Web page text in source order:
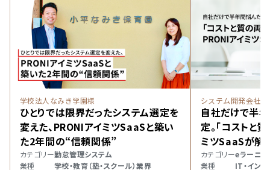
学校法人なみき学園様
ひとりでは限界だったシステム選定を
変えた、PRONIアイミツSaaSと築い
た2年間の“信頼関係”
カテゴリー勤怠管理システム
業種
学校・教育（塾・スクール）業界
システム開発会社 S
自社だけで半
定。「コストと
ミツSaaSが解
カテゴリーeラーニン
業種
IT・イン